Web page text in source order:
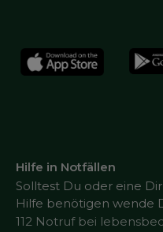
Hilfe in Notfällen
Solltest Du oder eine
Hilfe benötigen wende
112 Notruf bei